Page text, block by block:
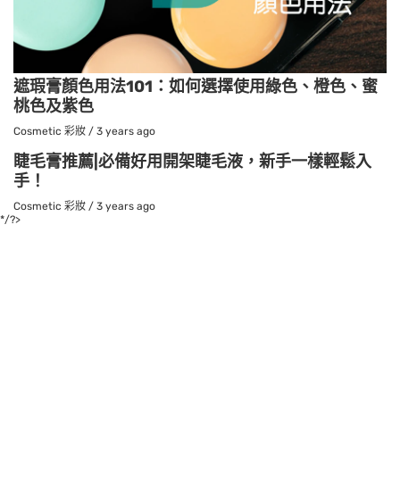
遮瑕膏顏色用法101：如何選擇使用綠色、橙色、蜜
桃色及紫色
Cosmetic 彩妝 / 3 years ago
睫毛膏推薦|必備好用開架睫毛液，新手一樣輕鬆入
手！
Cosmetic 彩妝 / 3 years ago
*/?>